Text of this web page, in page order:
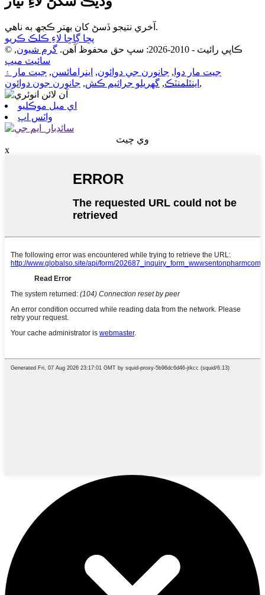
آخري نتيجو ڏسڻ کان بهتر ڪجھ به ناهي.
پڇا ڳاڇا لاءِ ڪلڪ ڪريو
© ڪاپي رائيٽ - 2010-2026: سڀ حق محفوظ آهن.
گرم شيون,
سائيٽ ميپ
جيت مار دوا , جانورن جي دوائون, اينرامائسن, جيت مار ۽
اينٿلمنٽڪ, گهريلو جراثيم ڪش, جانورن جون دوائون ,
اي ميل موڪليو
واٽس اپ
وي چيٽ
x